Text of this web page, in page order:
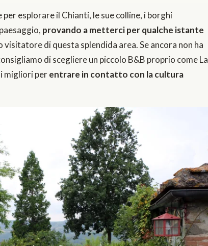
esplorare il Chianti, le sue colline, i borghi
provando a metterci per qualche istante
di questa splendida area. Se ancora non ha
di scegliere un piccolo B&B proprio come La
migliori perentrare in contatto con la cultura